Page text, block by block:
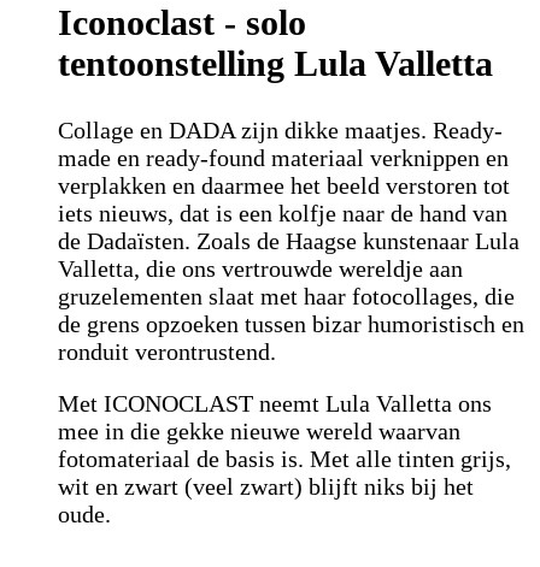
Iconoclast - solo
tentoonstelling Lula Valletta
Collage en DADA zijn dikke maatjes. Ready-
made en ready-found materiaal verknippen en
verplakken en daarmee het beeld verstoren tot
iets nieuws, dat is een kolfje naar de hand van
de Dadaïsten. Zoals de Haagse kunstenaar Lula
Valletta, die ons vertrouwde wereldje aan
gruzelementen slaat met haar fotocollages, die
de grens opzoeken tussen bizar humoristisch en
ronduit verontrustend.
Met ICONOCLAST neemt Lula Valletta ons
mee in die gekke nieuwe wereld waarvan
fotomateriaal de basis is. Met alle tinten grijs,
wit en zwart (veel zwart) blijft niks bij het
oude.